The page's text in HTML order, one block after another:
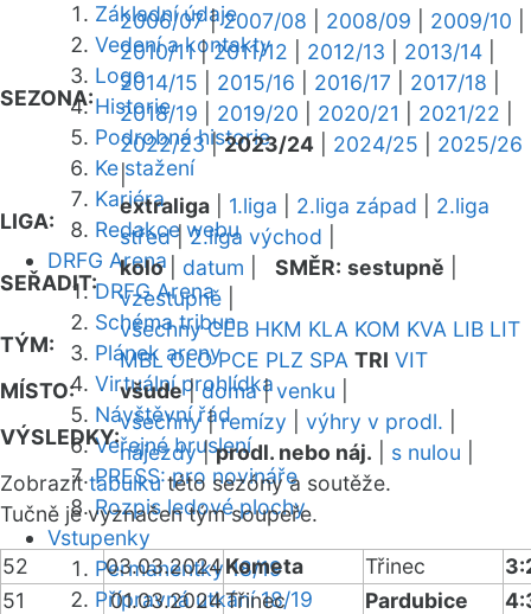
Základní údaje
Vedení a kontakty
Logo
Historie
Podrobná historie
Ke stažení
Kariéra
Redakce webu
DRFG Arena
DRFG Arena
Schéma tribun
Plánek areny
Virtuální prohlídka
Návštěvní řád
Veřejné bruslení
PRESS: pro novináře
Rozpis ledové plochy
Vstupenky
Permanentky 18/19
Přípravná utkání 18/19
SEZONA:
2006/07|2007/08 2008/09 2009/10
2010/11|2011/12 2012/13 2013/14
2014/15
2015/16 2016/17 2017/18
2018/19
2019/20 2020/21 2021/22
2022/23|2023/24 2024/25
2025/26
|
LIGA:
extraliga 1.liga 2.liga západ
2.liga
střed|2.liga východ
SEŘADIT:
kolo| datum SMĚR: sestupně
vzestupně
TÝM:
všechny CEB HKM KLA KOM KVA LIB LIT
MBL OLO PCE PLZ SPA TRI VIT
MÍSTO:
všude|doma|venku
VÝSLEDKY:
všechny|remízy výhry v prodl.
nájezdy|prodl. nebo náj. s nulou
Zobrazittabulkutéto sezóny a soutěže.
Tučně je vyznačen tým soupeře.
52 03.03.2024Kometa Třinec
51
01.03.2024Třinec Pardubice